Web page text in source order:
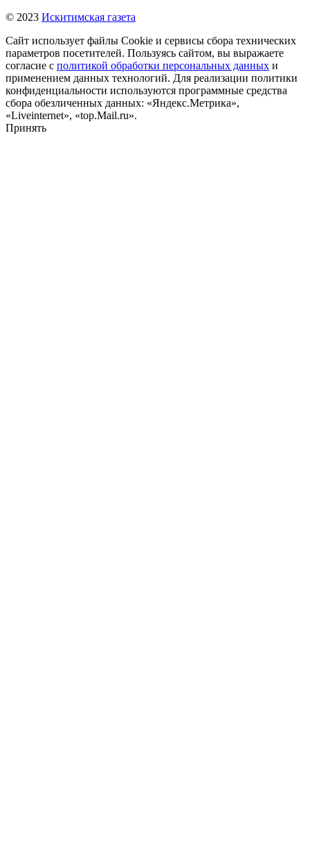
© 2023 Искитимская газета
Сайт использует файлы Cookie и сервисы сбора технических
параметров посетителей. Пользуясь сайтом, вы выражаете
согласие с политикой обработки персональных данных и
применением данных технологий. Для реализации политики
конфиденциальности используются программные средства
сбора обезличенных данных: «Яндекс.Метрика»,
«Liveinternet», «top.Mail.ru».
Принять